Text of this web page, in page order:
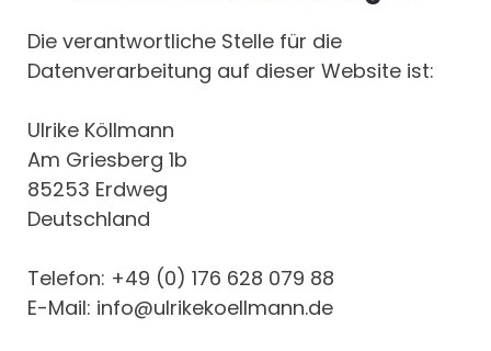
Die verantwortliche Stelle für die
Datenverarbeitung auf dieser Website ist:
Ulrike Köllmann
Am Griesberg 1b
85253 Erdweg
Deutschland
Telefon: +49 (0) 176 628 079 88
E-Mail: info@ulrikekoellmann.de